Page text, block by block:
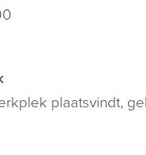
plaatsvindt,